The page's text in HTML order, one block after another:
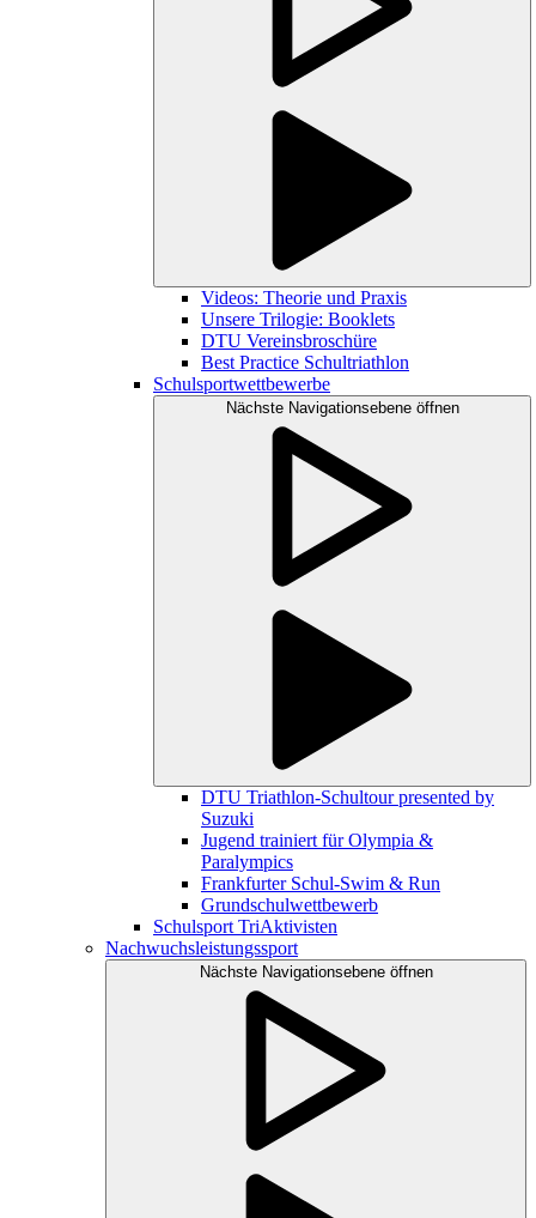
Videos: Theorie und Praxis
Unsere Trilogie: Booklets
DTU Vereinsbroschüre
Best Practice Schultriathlon
Schulsportwettbewerbe
Nächste Navigationsebene öffnen
DTU Triathlon-Schultour presented by
Suzuki
Jugend trainiert für Olympia &
Paralympics
Frankfurter Schul-Swim & Run
Grundschulwettbewerb
Schulsport TriAktivisten
Nachwuchsleistungssport
Nächste Navigationsebene öffnen